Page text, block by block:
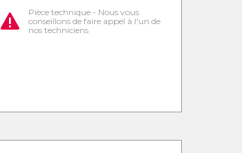
Pièce technique - Nous vous
conseillons de faire appel à l'un de
nos techniciens